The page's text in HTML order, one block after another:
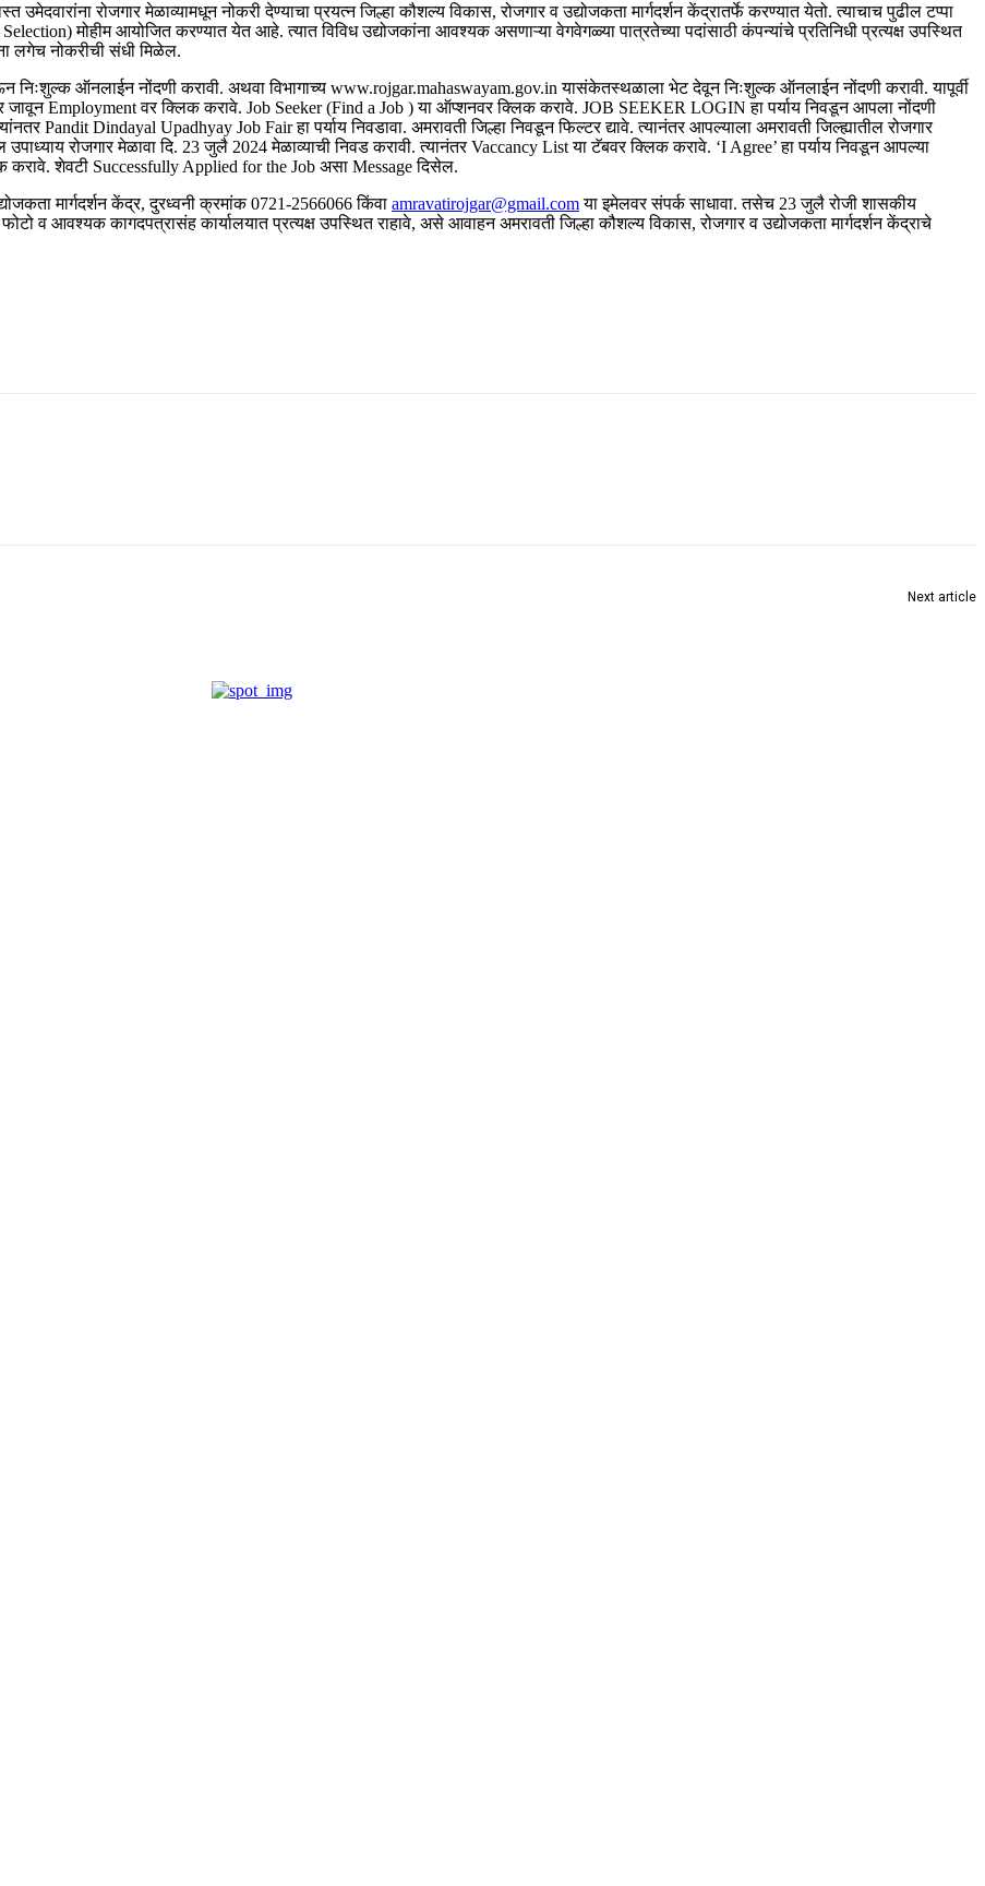
उमेदवारांना रोजगार मेळाव्यामधून नोकरी देण्याचा प्रयत्न जिल्हा कौशल्य विकास, रोजगार व उद्योजकता मार्गदर्शन केंद्रातर्फे करण्यात येतो. त्याचाच पुढील टप्पा
मोहीम आयोजित करण्यात येत आहे. त्यात विविध उद्योजकांना आवश्यक असणाऱ्या वेगवेगळ्या पात्रतेच्या पदांसाठी कंपन्यांचे प्रतिनिधी प्रत्यक्ष उपस्थित
लगेच नोकरीची संधी मिळेल.
निःशुल्क ऑनलाईन नोंदणी करावी. अथवा विभागाच्य www.rojgar.mahaswayam.gov.in यासंकेतस्थळाला भेट देवून निःशुल्क ऑनलाईन नोंदणी करावी. यापूर्वी
Employment वर क्लिक करावे. Job Seeker (Find a Job ) या ऑप्शनवर क्लिक करावे. JOB SEEKER LOGIN हा पर्याय निवडून आपला नोंदणी
Pandit Dindayal Upadhyay Job Fair हा पर्याय निवडावा. अमरावती जिल्हा निवडून फिल्टर द्यावे. त्यानंतर आपल्याला अमरावती जिल्ह्यातील रोजगार
रोजगार मेळावा दि. 23 जुलै 2024 मेळाव्याची निवड करावी. त्यानंतर Vaccancy List या टॅबवर क्लिक करावे. ‘I Agree’ हा पर्याय निवडून आपल्या
शेवटी Successfully Applied for the Job असा Message दिसेल.
मार्गदर्शन केंद्र, दुरध्वनी क्रमांक 0721-2566066 किंवा amravatirojgar@gmail.comया इमेलवर संपर्क साधावा. तसेच 23 जुलै रोजी शासकीय
व आवश्यक कागदपत्रासंह कार्यालयात प्रत्यक्ष उपस्थित राहावे, असे आवाहन अमरावती जिल्हा कौशल्य विकास, रोजगार व उद्योजकता मार्गदर्शन केंद्राचे
Next article